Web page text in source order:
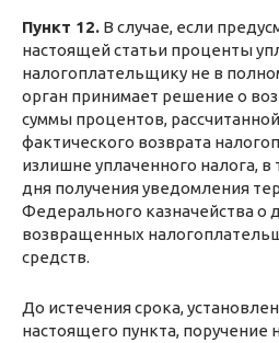
Пункт 12. В случае, если
настоящей статьи проценты
налогоплательщику не в
орган принимает решение о
суммы процентов,
фактического возврата
излишне уплаченного налога, в
дня получения уведомления
Федерального казначейства о
возвращенных
средств.
До истечения срока,
настоящего пункта, поручение